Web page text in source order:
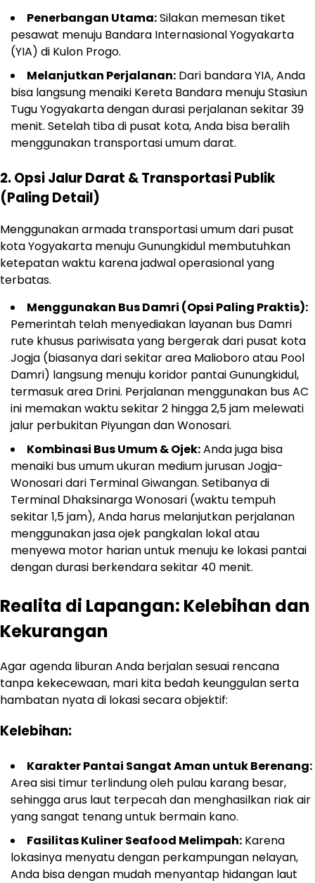
Penerbangan Utama:Silakan memesan tiket
pesawat menuju Bandara Internasional Yogyakarta
(YIA) di Kulon Progo.
Melanjutkan Perjalanan: Dari bandara YIA, Anda
bisa langsung menaiki Kereta Bandara menuju Stasiun
Tugu Yogyakarta dengan durasi perjalanan sekitar 39
menit. Setelah tiba di pusat kota, Anda bisa beralih
menggunakan transportasi umum darat.
2. Opsi Jalur Darat & Transportasi Publik
(Paling Detail)
Menggunakan armada transportasi umum dari pusat
kota Yogyakarta menuju Gunungkidul membutuhkan
ketepatan waktu karena jadwal operasional yang
terbatas.
Menggunakan Bus Damri (Opsi Paling Praktis):
Pemerintah telah menyediakan layanan bus Damri
rute khusus pariwisata yang bergerak dari pusat kota
Jogja (biasanya dari sekitar area Malioboro atau Pool
Damri) langsung menuju koridor pantai Gunungkidul,
termasuk area Drini. Perjalanan menggunakan bus AC
ini memakan waktu sekitar 2 hingga 2,5 jam melewati
jalur perbukitan Piyungan dan Wonosari.
Kombinasi Bus Umum & Ojek:Anda juga bisa
menaiki bus umum ukuran medium jurusan Jogja-
Wonosari dari Terminal Giwangan. Setibanya di
Terminal Dhaksinarga Wonosari (waktu tempuh
sekitar 1,5 jam), Anda harus melanjutkan perjalanan
menggunakan jasa ojek pangkalan lokal atau
menyewa motor harian untuk menuju ke lokasi pantai
dengan durasi berkendara sekitar 40 menit.
Realita di Lapangan: Kelebihan dan
Kekurangan
Agar agenda liburan Anda berjalan sesuai rencana
tanpa kekecewaan, mari kita bedah keunggulan serta
hambatan nyata di lokasi secara objektif:
Kelebihan:
Karakter Pantai Sangat Aman untuk Berenang:
Area sisi timur terlindung oleh pulau karang besar,
sehingga arus laut terpecah dan menghasilkan riak air
yang sangat tenang untuk bermain kano.
Fasilitas Kuliner Seafood Melimpah: Karena
lokasinya menyatu dengan perkampungan nelayan,
Anda bisa dengan mudah menyantap hidangan laut